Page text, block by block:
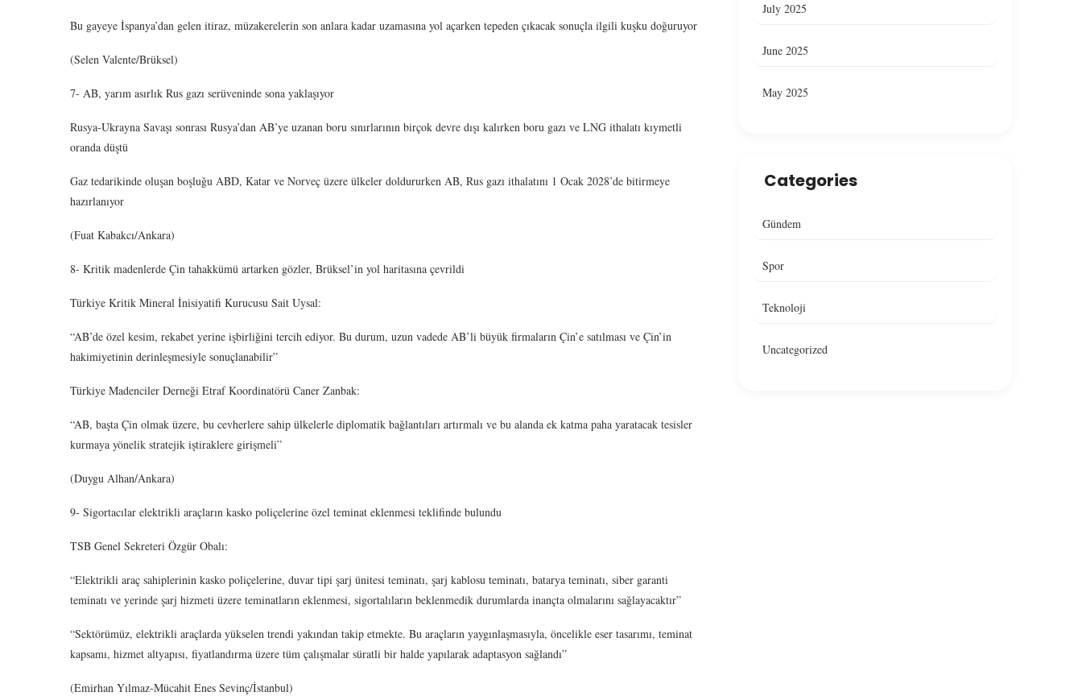
Bu gayeye İspanya’dan gelen itiraz, müzakerelerin son anlara kadar uzamasına yol açarken tepeden çıkacak sonuçla ilgili kuşku doğuruyor
(Selen Valente/Brüksel)
7- AB, yarım asırlık Rus gazı serüveninde sona yaklaşıyor
Rusya-Ukrayna Savaşı sonrası Rusya’dan AB’ye uzanan boru sınırlarının birçok devre dışı kalırken boru gazı ve LNG ithalatı kıymetli
oranda düştü
Gaz tedarikinde oluşan boşluğu ABD, Katar ve Norveç üzere ülkeler doldururken AB, Rus gazı ithalatını 1 Ocak 2028’de bitirmeye
hazırlanıyor
(Fuat Kabakcı/Ankara)
8- Kritik madenlerde Çin tahakkümü artarken gözler, Brüksel’in yol haritasına çevrildi
Türkiye Kritik Mineral İnisiyatifi Kurucusu Sait Uysal:
“AB’de özel kesim, rekabet yerine işbirliğini tercih ediyor. Bu durum, uzun vadede AB’li büyük firmaların Çin’e satılması ve Çin’in
hakimiyetinin derinleşmesiyle sonuçlanabilir”
Türkiye Madenciler Derneği Etraf Koordinatörü Caner Zanbak:
“AB, başta Çin olmak üzere, bu cevherlere sahip ülkelerle diplomatik bağlantıları artırmalı ve bu alanda ek katma paha yaratacak tesisler
kurmaya yönelik stratejik iştiraklere girişmeli”
(Duygu Alhan/Ankara)
9- Sigortacılar elektrikli araçların kasko poliçelerine özel teminat eklenmesi teklifinde bulundu
TSB Genel Sekreteri Özgür Obalı:
“Elektrikli araç sahiplerinin kasko poliçelerine, duvar tipi şarj ünitesi teminatı, şarj kablosu teminatı, batarya teminatı, siber garanti
teminatı ve yerinde şarj hizmeti üzere teminatların eklenmesi, sigortalıların beklenmedik durumlarda inançta olmalarını sağlayacaktır”
“Sektörümüz, elektrikli araçlarda yükselen trendi yakından takip etmekte. Bu araçların yaygınlaşmasıyla, öncelikle eser tasarımı, teminat
kapsamı, hizmet altyapısı, fiyatlandırma üzere tüm çalışmalar süratli bir halde yapılarak adaptasyon sağlandı”
(Emirhan Yılmaz-Mücahit Enes Sevinç/İstanbul)
July 2025
June 2025
May 2025
Categories
Gündem
Spor
Teknoloji
Uncategorized